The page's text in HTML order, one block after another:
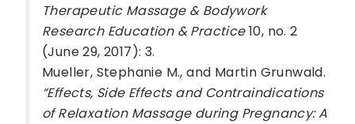
Therapeutic Massage & Bodywork
Research Education & Practice10, no. 2
(June 29, 2017): 3.
Mueller, Stephanie M., and Martin Grunwald.
“Effects, Side Effects and Contraindications
of Relaxation Massage during Pregnancy: A